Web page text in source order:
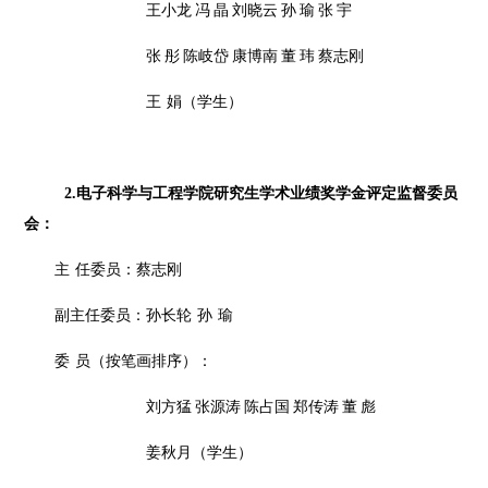
王小龙 冯 晶 刘晓云 孙 瑜 张 宇
张 彤 陈岐岱 康博南 董 玮 蔡志刚
王 娟（学生）
2.电子科学与工程学院研究生学术业绩奖学金评定监督委员
会：
主 任委员：蔡志刚
副主任委员：孙长轮 孙 瑜
委 员 （按笔画排序） ：
刘方猛 张源涛 陈占国 郑传涛 董 彪
姜秋月（学生）